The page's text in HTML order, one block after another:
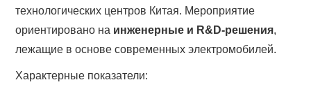
технологических центров Китая. Мероприятие
ориентировано на инженерные и R&D-решения,
лежащие в основе современных электромобилей.
Характерные показатели: